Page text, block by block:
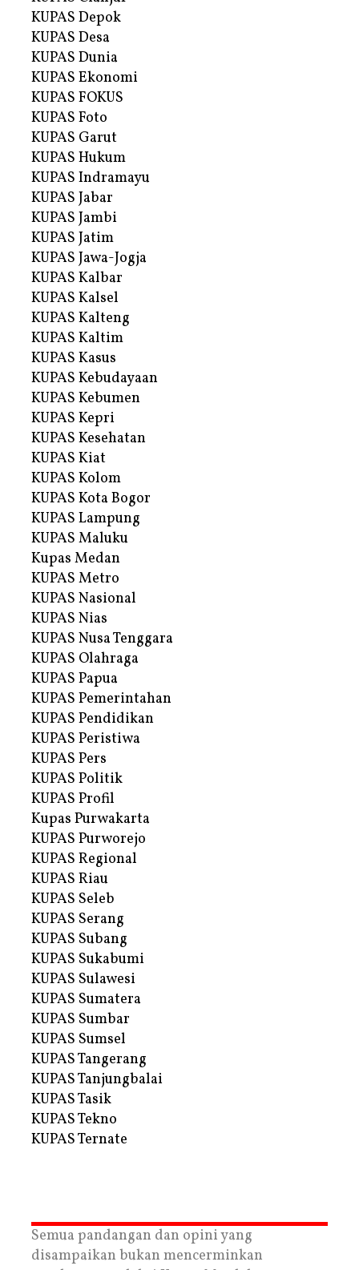
KUPAS Depok
KUPAS Desa
KUPAS Dunia
KUPAS Ekonomi
KUPAS FOKUS
KUPAS Foto
KUPAS Garut
KUPAS Hukum
KUPAS Indramayu
KUPAS Jabar
KUPAS Jambi
KUPAS Jatim
KUPAS Jawa-Jogja
KUPAS Kalbar
KUPAS Kalsel
KUPAS Kalteng
KUPAS Kaltim
KUPAS Kasus
KUPAS Kebudayaan
KUPAS Kebumen
KUPAS Kepri
KUPAS Kesehatan
KUPAS Kiat
KUPAS Kolom
KUPAS Kota Bogor
KUPAS Lampung
KUPAS Maluku
Kupas Medan
KUPAS Metro
KUPAS Nasional
KUPAS Nias
KUPAS Nusa Tenggara
KUPAS Olahraga
KUPAS Papua
KUPAS Pemerintahan
KUPAS Pendidikan
KUPAS Peristiwa
KUPAS Pers
KUPAS Politik
KUPAS Profil
Kupas Purwakarta
KUPAS Purworejo
KUPAS Regional
KUPAS Riau
KUPAS Seleb
KUPAS Serang
KUPAS Subang
KUPAS Sukabumi
KUPAS Sulawesi
KUPAS Sumatera
KUPAS Sumbar
KUPAS Sumsel
KUPAS Tangerang
KUPAS Tanjungbalai
KUPAS Tasik
KUPAS Tekno
KUPAS Ternate
Semua pandangan dan opini yang
disampaikan bukan mencerminkan